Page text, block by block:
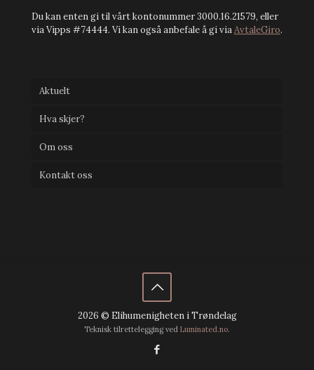
Du kan enten gi til vårt kontonummer 3000.16.21579, eller
via Vipps #74444. Vi kan også anbefale å gi viaAvtaleGiro.
Aktuelt
Hva skjer?
Om oss
Kontakt oss
2026 © Elihumenigheten i Trøndelag
Teknisk tilrettelegging ved Luminated.no.